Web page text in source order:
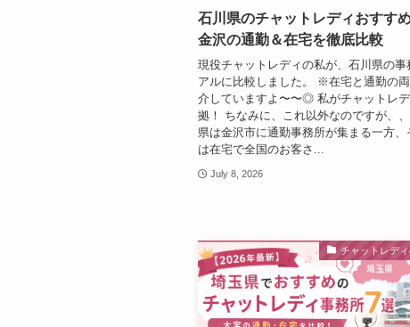
石川県のチャットレディおすすめ
金沢の通勤＆在宅を徹底比較
現役チャットレディの私が、石川県の事
アルに比較しました。 ※在宅と通勤の
介していますよ〜〜◎ 私がチャットレ
拠！ ちなみに、これ以外なのですが、、
県は金沢市に通勤事務所が集まる一方、
は在宅で全国のお客さ...
July 8, 2026
チャットレデ